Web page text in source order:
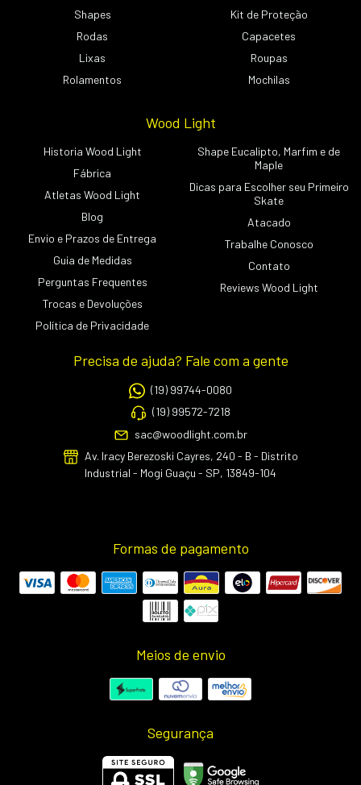
Shapes
Rodas
Lixas
Rolamentos
Kit de Proteção
Capacetes
Roupas
Mochilas
Wood Light
Historia Wood Light
Fábrica
Atletas Wood Light
Blog
Envio e Prazos de Entrega
Guia de Medidas
Perguntas Frequentes
Trocas e Devoluções
Política de Privacidade
Shape Eucalipto, Marfim e de
Maple
Dicas para Escolher seu Primeiro
Skate
Atacado
Trabalhe Conosco
Contato
Reviews Wood Light
Precisa de ajuda? Fale com a gente
(19) 99744-0080
(19) 99572-7218
sac@woodlight.com.br
Av. Iracy Berezoski Cayres, 240 - B - Distrito
Industrial - Mogi Guaçu - SP, 13849-104
Formas de pagamento
Meios de envio
Segurança